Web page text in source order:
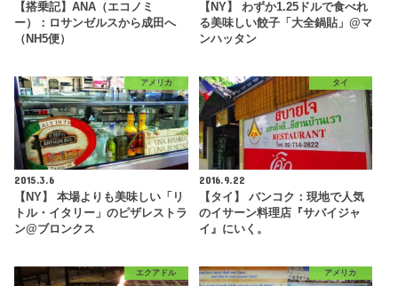
【搭乗記】ANA（エコノミ
ー）：ロサンゼルスから成田へ
（NH5便）
【NY】 わずか1.25ドルで食べれ
る美味しい餃子「大全鍋貼」@マ
ンハッタン
アメリカ
2015.3.6
【NY】 本場よりも美味しい「リ
トル・イタリー」のピザレストラ
ン@ブロンクス
タイ
2016.9.22
【タイ】 バンコク：現地で人気
のイサーン料理店『サバイジャ
イ』にいく。
エクアドル アメリカ